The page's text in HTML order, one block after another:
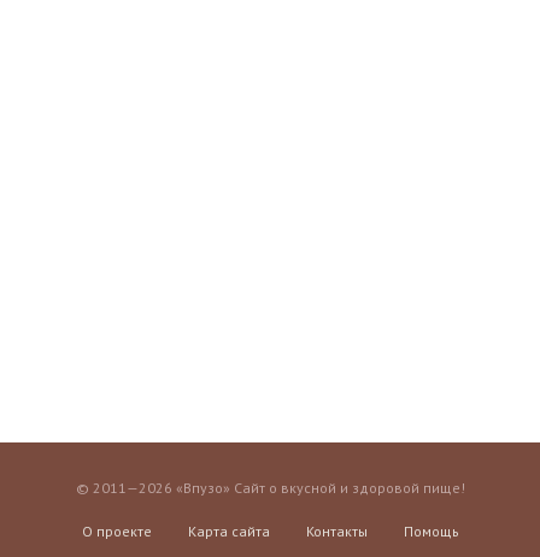
© 2011—2026 «Впузо» Сайт о вкусной и здоровой пище!
О проекте Карта сайта Контакты Помощь